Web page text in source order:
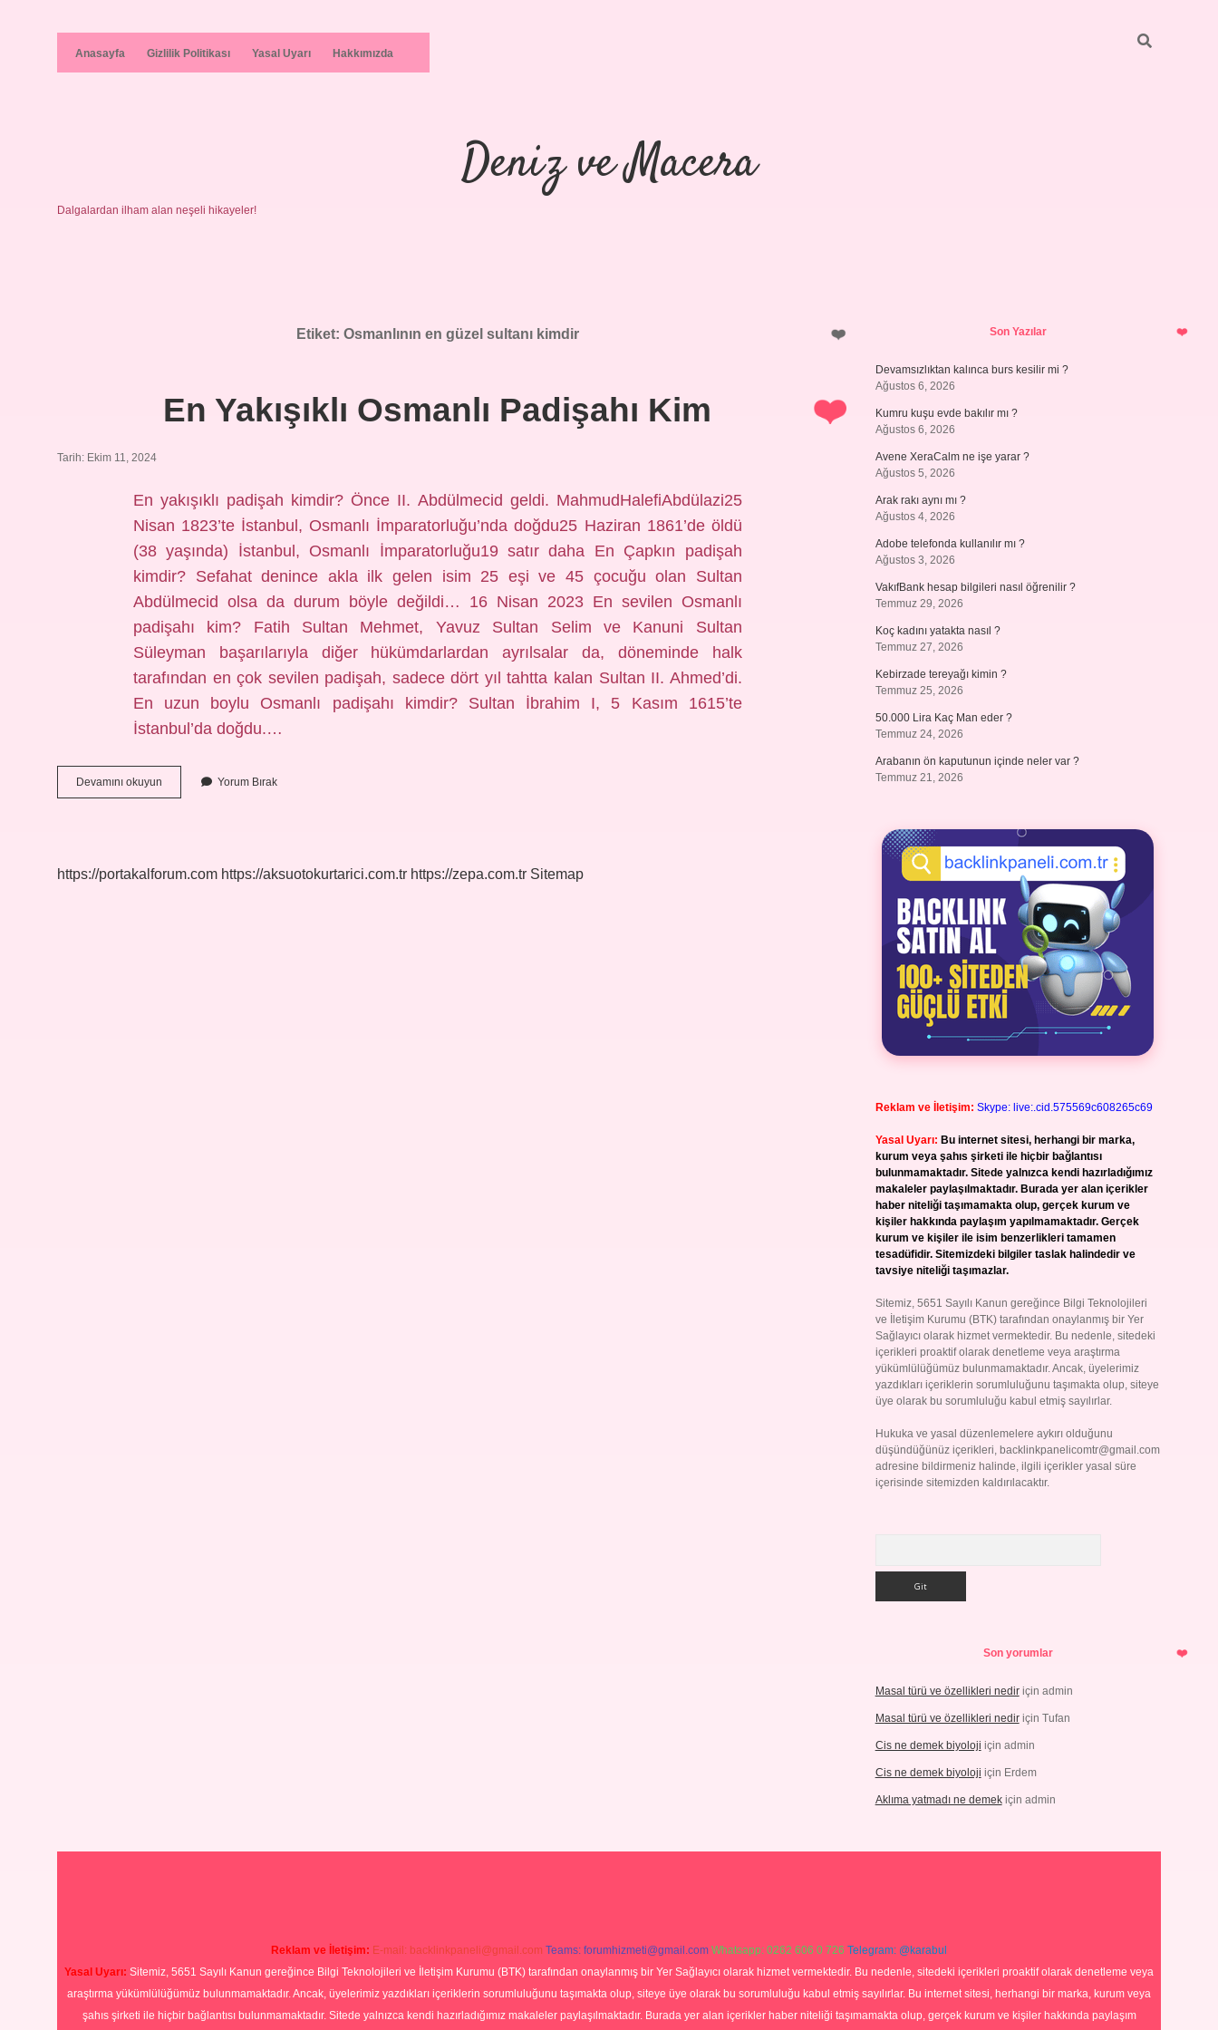
Anasayfa Gizlilik Politikası Yasal Uyarı Hakkımızda
Deniz ve Macera
Dalgalardan ilham alan neşeli hikayeler!
Etiket: Osmanlının en güzel sultanı kimdir
En Yakışıklı Osmanlı Padişahı Kim
Tarih: Ekim 11, 2024
En yakışıklı padişah kimdir? Önce II. Abdülmecid geldi. MahmudHalefiAbdülazi25
Nisan 1823’te İstanbul, Osmanlı İmparatorluğu’nda doğdu25 Haziran 1861’de öldü
(38 yaşında) İstanbul, Osmanlı İmparatorluğu19 satır daha En Çapkın padişah
kimdir? Sefahat denince akla ilk gelen isim 25 eşi ve 45 çocuğu olan Sultan
Abdülmecid olsa da durum böyle değildi… 16 Nisan 2023 En sevilen Osmanlı
padişahı kim? Fatih Sultan Mehmet, Yavuz Sultan Selim ve Kanuni Sultan
Süleyman başarılarıyla diğer hükümdarlardan ayrılsalar da, döneminde halk
tarafından en çok sevilen padişah, sadece dört yıl tahtta kalan Sultan II. Ahmed’di.
En uzun boylu Osmanlı padişahı kimdir? Sultan İbrahim I, 5 Kasım 1615’te
İstanbul’da doğdu.…
Devamını okuyun
Yakışıklı
Yorum Bırak
https://portakalforum.com https://aksuotokurtarici.com.tr https://zepa.com.tr Sitemap
SidebarSon Yazılar
Devamsızlıktan kalınca burs kesilir mi ?
Ağustos 6, 2026
Kumru kuşu evde bakılır mı ?
Ağustos 6, 2026
Avene XeraCalm ne işe yarar ?
Ağustos 5, 2026
Arak rakı aynı mı ?
Ağustos 4, 2026
Adobe telefonda kullanılır mı ?
Ağustos 3, 2026
VakıfBank hesap bilgileri nasıl öğrenilir ?
Temmuz 29, 2026
Koç kadını yatakta nasıl ?
Temmuz 27, 2026
Kebirzade tereyağı kimin ?
Temmuz 25, 2026
50.000 Lira Kaç Man eder ?
Temmuz 24, 2026
Arabanın ön kaputunun içinde neler var ?
Temmuz 21, 2026
Reklam ve İletişim: Skype: live:.cid.575569c608265c69
Yasal Uyarı: Bu internet sitesi, herhangi bir marka,
kurum veya şahıs şirketi ile hiçbir bağlantısı
bulunmamaktadır. Sitede yalnızca kendi hazırladığımız
makaleler paylaşılmaktadır. Burada yer alan içerikler
haber niteliği taşımamakta olup, gerçek kurum ve
kişiler hakkında paylaşım yapılmamaktadır. Gerçek
kurum ve kişiler ile isim benzerlikleri tamamen
tesadüfidir. Sitemizdeki bilgiler taslak halindedir ve
tavsiye niteliği taşımazlar.
Sitemiz, 5651 Sayılı Kanun gereğince Bilgi Teknolojileri
ve İletişim Kurumu (BTK) tarafından onaylanmış bir Yer
Sağlayıcı olarak hizmet vermektedir. Bu nedenle, sitedeki
içerikleri proaktif olarak denetleme veya araştırma
yükümlülüğümüz bulunmamaktadır. Ancak, üyelerimiz
yazdıkları içeriklerin sorumluluğunu taşımakta olup, siteye
üye olarak bu sorumluluğu kabul etmiş sayılırlar.
Hukuka ve yasal düzenlemelere aykırı olduğunu
düşündüğünüz içerikleri, backlinkpanelicomtr@gmail.com
adresine bildirmeniz halinde, ilgili içerikler yasal süre
içerisinde sitemizden kaldırılacaktır.
Son yorumlar
Masal türü ve özellikleri nediriçin admin
Masal türü ve özellikleri nediriçin Tufan
Cis ne demek biyoloji için admin
Cis ne demek biyoloji için Erdem
Aklıma yatmadı ne demekiçin admin
Reklam ve İletişim: E-mail: backlinkpaneli@gmail.com Teams: forumhizmeti@gmail.com Whatsapp: 0262 606 0 726 Telegram: @karabul
Yasal Uyarı: Sitemiz, 5651 Sayılı Kanun gereğince Bilgi Teknolojileri ve İletişim Kurumu (BTK) tarafından onaylanmış bir Yer Sağlayıcı olarak hizmet vermektedir. Bu nedenle, sitedeki içerikleri proaktif olarak denetleme veya
araştırma yükümlülüğümüz bulunmamaktadır. Ancak, üyelerimiz yazdıkları içeriklerin sorumluluğunu taşımakta olup, siteye üye olarak bu sorumluluğu kabul etmiş sayılırlar. Bu internet sitesi, herhangi bir marka, kurum veya
şahıs şirketi ile hiçbir bağlantısı bulunmamaktadır. Sitede yalnızca kendi hazırladığımız makaleler paylaşılmaktadır. Burada yer alan içerikler haber niteliği taşımamakta olup, gerçek kurum ve kişiler hakkında paylaşım